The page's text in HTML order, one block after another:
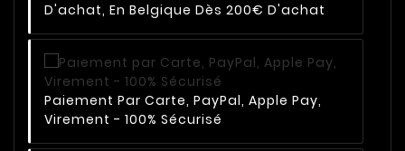
D'achat, En Belgique Dès 200€ D'achat
Paiement Par Carte, PayPal, Apple Pay,
Virement - 100% Sécurisé